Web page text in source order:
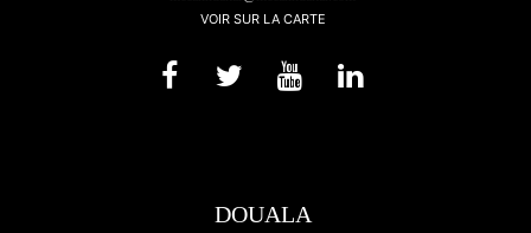
VOIR SUR LA CARTE
DOUALA